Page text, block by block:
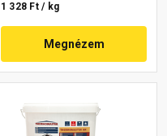
1 328 Ft / kg
Megnézem